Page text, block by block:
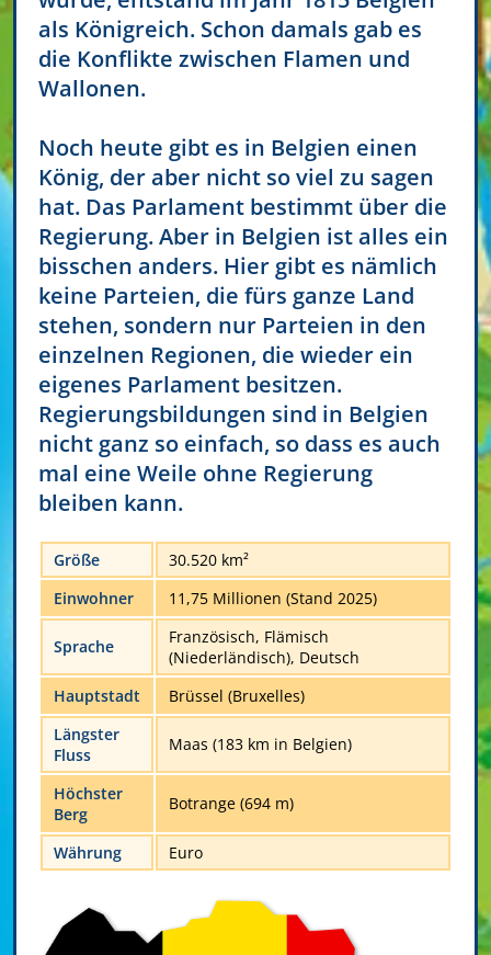
als Königreich. Schon damals gab es
die Konflikte zwischen Flamen und
Wallonen.
Noch heute gibt es in Belgien einen
König, der aber nicht so viel zu sagen
hat. Das Parlament bestimmt über die
Regierung. Aber in Belgien ist alles ein
bisschen anders. Hier gibt es nämlich
keine Parteien, die fürs ganze Land
stehen, sondern nur Parteien in den
einzelnen Regionen, die wieder ein
eigenes Parlament besitzen.
Regierungsbildungen sind in Belgien
nicht ganz so einfach, so dass es auch
mal eine Weile ohne Regierung
bleiben kann.
Größe
30.520 km²
Einwohner
11,75 Millionen (Stand 2025)
Sprache
Französisch, Flämisch
(Niederländisch), Deutsch
Hauptstadt
Brüssel (Bruxelles)
Längster
Fluss
Maas (183 km in Belgien)
Höchster
Berg
Botrange (694 m)
Währung Euro